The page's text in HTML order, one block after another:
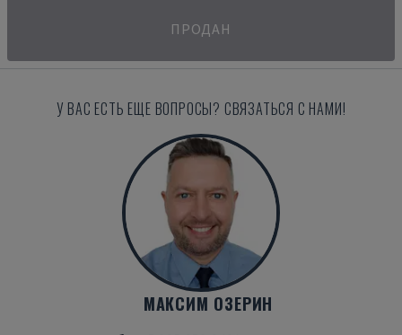
ПРОДАН
У ВАС ЕСТЬ ЕЩЕ ВОПРОСЫ? СВЯЗАТЬСЯ С НАМИ!
МАКСИМ ОЗЕРИН